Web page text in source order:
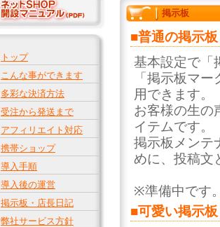
掲示板
■普通の掲示板
基本設定で「
「掲示板マ
用できます。
お客様の生の
イテムです。
掲示板メンテ
めに、投稿文
※準備中です
■可愛い掲示板
トップ
こんな事ができます
多彩な決済方法
受注から発送まで
アフィリエイト対応
携帯ショップ
導入手順
導入後の運営
掲示板・店長日記
弊社サービス方針